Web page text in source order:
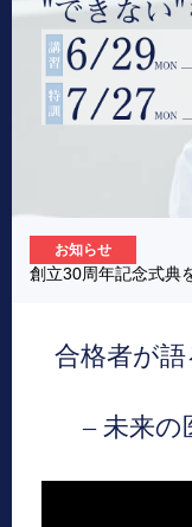
お知らせ
創立30周年記念式典
合格者が
– 未来の